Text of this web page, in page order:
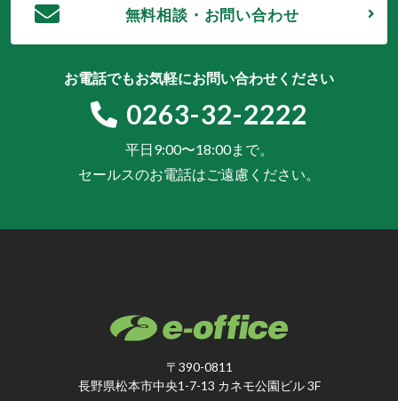
無料相談・お問い合わせ
お電話でもお気軽にお問い合わせください
0263-32-2222
平日9:00〜18:00まで。
セールスのお電話はご遠慮ください。
〒390-0811
長野県松本市中央1-7-13 カネモ公園ビル 3F